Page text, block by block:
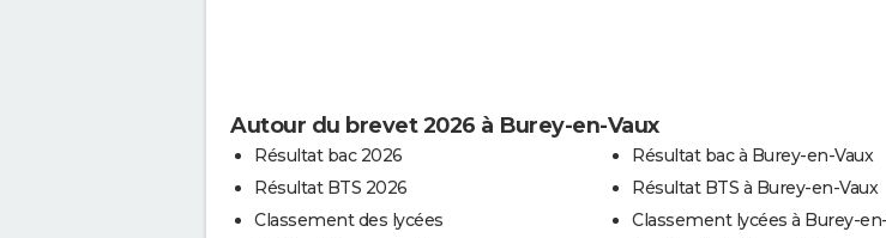
Autour du brevet 2026 à Burey-en-Vaux
Résultat bac 2026
Résultat BTS 2026
Classement des lycées
Résultat bac à Burey-en-Vaux
Résultat BTS à Burey-en-Vaux
Classement lycées à Burey-